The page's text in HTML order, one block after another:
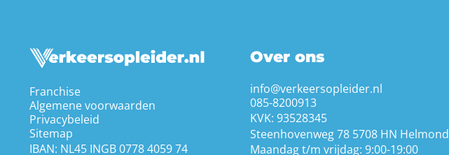
Franchise
Algemene voorwaarden
Privacybeleid
Sitemap
IBAN: NL45 INGB 0778 4059 74
Over ons
info@verkeersopleider.nl
085-8200913
KVK: 93528345
Steenhovenweg 78 5708 HN Helmond
Maandag t/m vrijdag: 9:00-19:00